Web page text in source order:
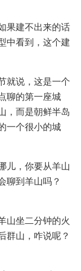
果建不出来的话
中看到，这个建
就说，这是一个
聊的第一座城
，而是朝鲜半岛
一个很小的城
儿，你要从羊山
聊到羊山吗？
山坐二分钟的火
群山，咋说呢？